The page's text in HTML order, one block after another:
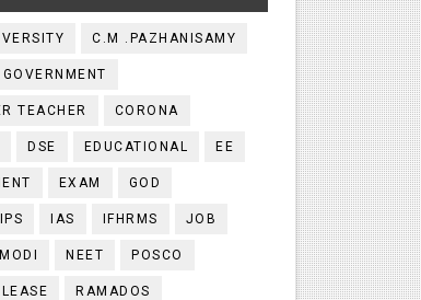
C.M .PAZHANISAMY
TEACHER CORONA
DSE EDUCATIONAL EE
EXAM GOD
IAS IFHRMS JOB
MODI NEET POSCO
RAMADOS